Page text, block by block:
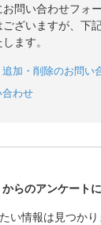
問い合わせフォ
ざいますが、下
ます。
加・削除のお問い
合わせ
病院なび
からのアンケート
い情報は見つか